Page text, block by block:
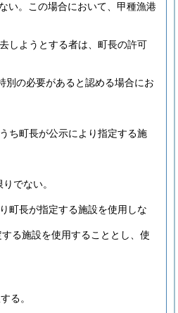
い。
この場合において、甲種漁港
しようとする者は、町長の許可
別の必要があると認める場合にお
ち町長が公示により指定する施
でない。
町長が指定する施設を使用しな
る施設を使用することとし、使
る。